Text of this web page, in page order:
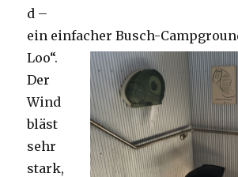
d –
ein einfacher Busch-
Loo“.
Der
Wind
bläst
sehr
stark,